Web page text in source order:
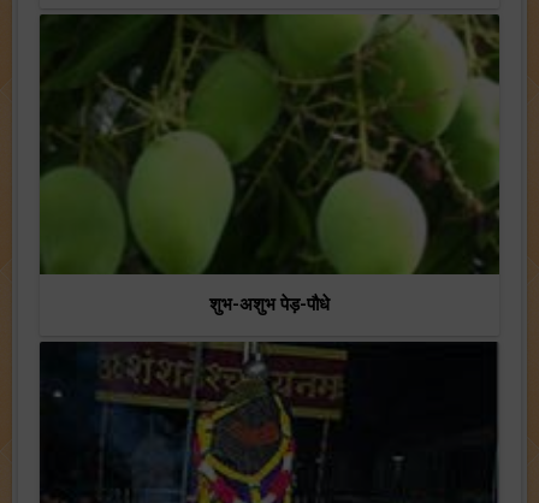
शुभ-अशुभ पेड़-पौधे